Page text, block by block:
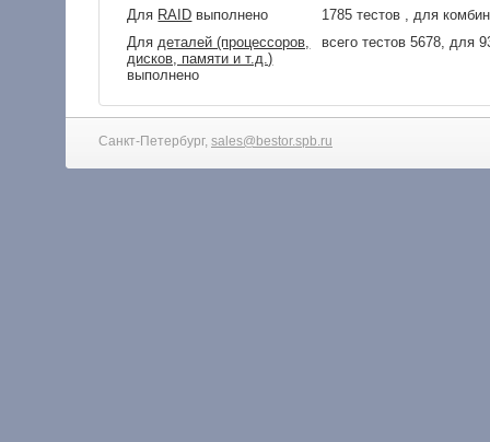
Для RAID выполнено
1785 тестов , для
Для деталей (процессоров,
дисков, памяти и т.д.)
выполнено
всего тестов 5678, для
Санкт-Петербург, sales@bestor.spb.ru